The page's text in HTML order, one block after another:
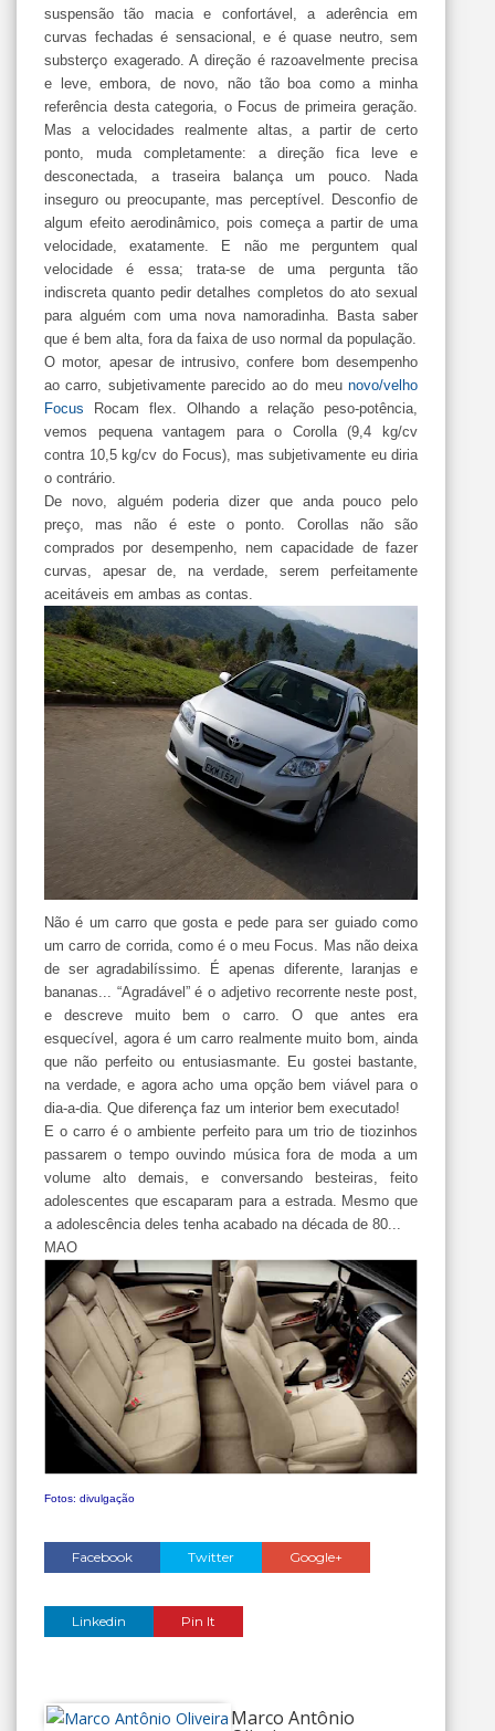
suspensão tão macia e confortável, a aderência em
curvas fechadas é sensacional, e é quase neutro, sem
substerço exagerado. A direção é razoavelmente precisa
e leve, embora, de novo, não tão boa como a minha
referência desta categoria, o Focus de primeira geração.
Mas a velocidades realmente altas, a partir de certo
ponto, muda completamente: a direção fica leve e
desconectada, a traseira balança um pouco. Nada
inseguro ou preocupante, mas perceptível. Desconfio de
algum efeito aerodinâmico, pois começa a partir de uma
velocidade, exatamente. E não me perguntem qual
velocidade é essa; trata-se de uma pergunta tão
indiscreta quanto pedir detalhes completos do ato sexual
para alguém com uma nova namoradinha. Basta saber
que é bem alta, fora da faixa de uso normal da população.
O motor, apesar de intrusivo, confere bom desempenho
ao carro, subjetivamente parecido ao do meu novo/velho
Focus
Rocam flex. Olhando a relação peso-potência,
vemos pequena vantagem para o Corolla (9,4 kg/cv
contra 10,5 kg/cv do Focus), mas subjetivamente eu diria
o contrário.
De novo, alguém poderia dizer que anda pouco pelo
preço, mas não é este o ponto. Corollas não são
comprados por desempenho, nem capacidade de fazer
curvas, apesar de, na verdade, serem perfeitamente
aceitáveis em ambas as contas.
Não é um carro que gosta e pede para ser guiado como
um carro de corrida, como é o meu Focus. Mas não deixa
de ser agradabilíssimo. É apenas diferente, laranjas e
bananas... “Agradável” é o adjetivo recorrente neste post,
e descreve muito bem o carro. O que antes era
esquecível, agora é um carro realmente muito bom, ainda
que não perfeito ou entusiasmante. Eu gostei bastante,
na verdade, e agora acho uma opção bem viável para o
dia-a-dia. Que diferença faz um interior bem executado!
E o carro é o ambiente perfeito para um trio de tiozinhos
passarem o tempo ouvindo música fora de moda a um
volume alto demais, e conversando besteiras, feito
adolescentes que escaparam para a estrada. Mesmo que
a adolescência deles tenha acabado na década de 80...
MAO
Fotos: divulgação
Facebook Twitter Google+
Linkedin Pin It
Marco Antônio